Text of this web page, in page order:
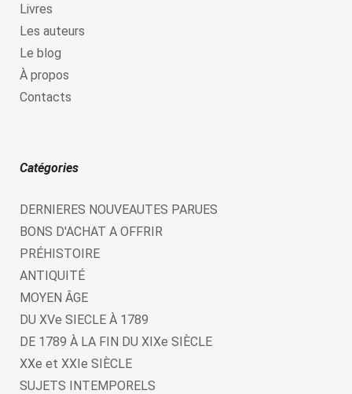
Livres
Les auteurs
Le blog
À propos
Contacts
Catégories
DERNIERES NOUVEAUTES PARUES
BONS D'ACHAT A OFFRIR
PRÉHISTOIRE
ANTIQUITÉ
MOYEN ÂGE
DU XVe SIECLE À 1789
DE 1789 À LA FIN DU XIXe SIÈCLE
XXe et XXIe SIÈCLE
SUJETS INTEMPORELS